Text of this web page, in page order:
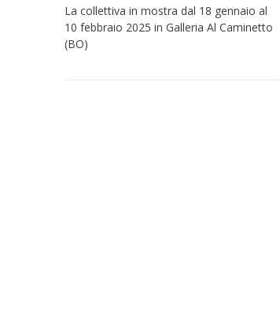
La collettiva in mostra dal 18 gennaio al
10 febbraio 2025 in Galleria Al Caminetto
(BO)